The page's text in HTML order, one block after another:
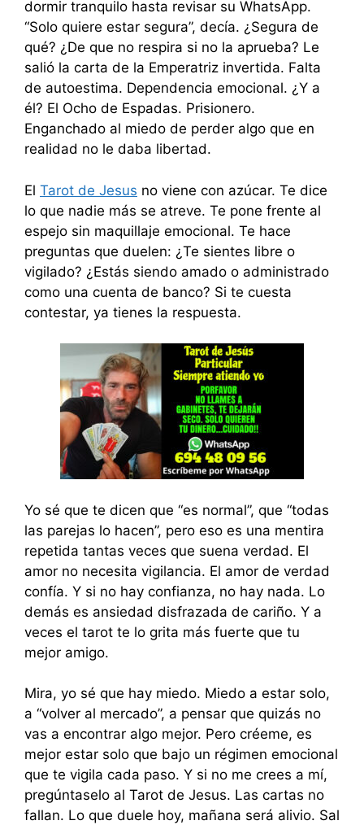
dormir tranquilo hasta revisar su WhatsApp.
“Solo quiere estar segura”, decía. ¿Segura de
qué? ¿De que no respira si no la aprueba? Le
salió la carta de la Emperatriz invertida. Falta
de autoestima. Dependencia emocional. ¿Y a
él? El Ocho de Espadas. Prisionero.
Enganchado al miedo de perder algo que en
realidad no le daba libertad.
El Tarot de Jesus no viene con azúcar. Te dice
lo que nadie más se atreve. Te pone frente al
espejo sin maquillaje emocional. Te hace
preguntas que duelen: ¿Te sientes libre o
vigilado? ¿Estás siendo amado o administrado
como una cuenta de banco? Si te cuesta
contestar, ya tienes la respuesta.
Yo sé que te dicen que “es normal”, que “todas
las parejas lo hacen”, pero eso es una mentira
repetida tantas veces que suena verdad. El
amor no necesita vigilancia. El amor de verdad
confía. Y si no hay confianza, no hay nada. Lo
demás es ansiedad disfrazada de cariño. Y a
veces el tarot te lo grita más fuerte que tu
mejor amigo.
Mira, yo sé que hay miedo. Miedo a estar solo,
a “volver al mercado”, a pensar que quizás no
vas a encontrar algo mejor. Pero créeme, es
mejor estar solo que bajo un régimen emocional
que te vigila cada paso. Y si no me crees a mí,
pregúntaselo al Tarot de Jesus. Las cartas no
fallan. Lo que duele hoy, mañana será alivio. Sal